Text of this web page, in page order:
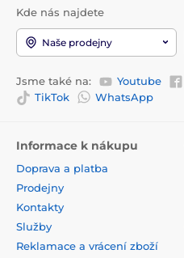
Kde nás najdete
Naše prodejny
Jsme také na: Youtube
TikTok
WhatsApp
Informace k nákupu
Doprava a platba
Prodejny
Kontakty
Služby
Reklamace a vrácení zboží